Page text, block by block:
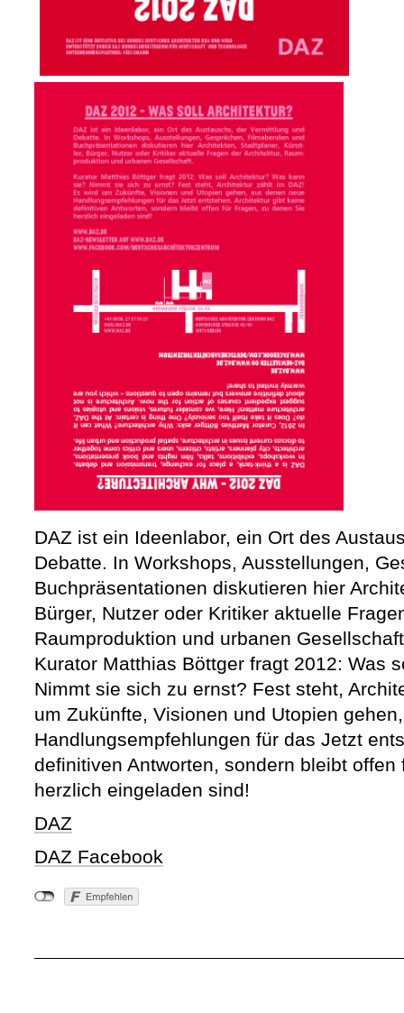
DAZ ist ein Ideenlabor, ein Ort des
Debatte. In Workshops, Ausstellungen,
Buchpräsentationen diskutieren hier
Bürger, Nutzer oder Kritiker aktuelle
Raumproduktion und urbanen
Kurator Matthias Böttger fragt 2012: Was
Nimmt sie sich zu ernst? Fest steht,
um Zukünfte, Visionen und Utopien
Handlungsempfehlungen für das Jetzt
definitiven Antworten, sondern bleibt
herzlich eingeladen sind!
DAZ
DAZ Facebook